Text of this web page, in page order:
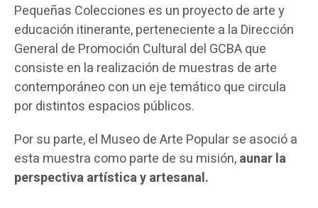
Pequeñas Colecciones es un proyecto de arte y
educación itinerante, perteneciente a la Dirección
General de Promoción Cultural del GCBA que
consiste en la realización de muestras de arte
contemporáneo con un eje temático que circula
por distintos espacios públicos.
Por su parte, el Museo de Arte Popular se asoció a
esta muestra como parte de su misión,aunar la
perspectiva artística y artesanal.